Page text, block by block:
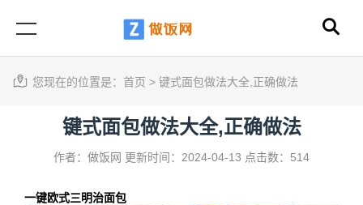
您现在的位置是： 首页 > 键式面包做法大全,正确做法
键式面包做法大全,正确做法
作者：做饭网 更新时间：2024-04-13 点击数：514
一键欧式三明治面包